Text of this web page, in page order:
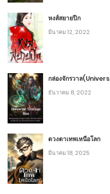
9
2 บทที่ 67 จุดจบอันน่าสม
กรกฎาคม 6, 2020
11
2 บทที่ 66 เซียนกระบี่ อัน
กรกฎาคม 6, 2020
2 บทที่ 65 ราชาปีศาจแ
กรกฎาคม 6, 2020
6
หงส์สยายปีก
มีนาคม 12, 2022
กล่องจักรวาล
ธันวาคม 8, 2022
ดวงตาเทพเหนือโลก
มีนาคม 18, 2025